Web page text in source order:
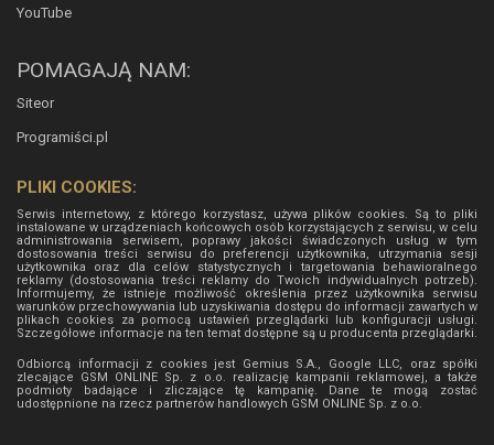
YouTube
POMAGAJĄ NAM:
Siteor
Programiści.pl
PLIKI COOKIES:
Serwis internetowy, z którego korzystasz, używa plików cookies. Są to pliki
instalowane w urządzeniach końcowych osób korzystających z serwisu, w celu
administrowania serwisem, poprawy jakości świadczonych usług w tym
dostosowania treści serwisu do preferencji użytkownika, utrzymania sesji
użytkownika oraz dla celów statystycznych i targetowania behawioralnego
reklamy (dostosowania treści reklamy do Twoich indywidualnych potrzeb).
Informujemy, że istnieje możliwość określenia przez użytkownika serwisu
warunków przechowywania lub uzyskiwania dostępu do informacji zawartych w
plikach cookies za pomocą ustawień przeglądarki lub konfiguracji usługi.
Szczegółowe informacje na ten temat dostępne są u producenta przeglądarki.
Odbiorcą informacji z cookies jest Gemius S.A., Google LLC, oraz spółki
zlecające GSM ONLINE Sp. z o.o. realizację kampanii reklamowej, a także
podmioty badające i zliczające tę kampanię. Dane te mogą zostać
udostępnione na rzecz partnerów handlowych GSM ONLINE Sp. z o.o.